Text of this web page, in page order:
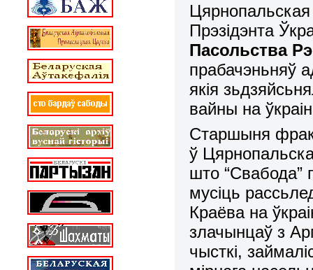
Прэзідэнта
Пасольства
прабачэньняў
якія
вайны на
Старшыня
ў
што “Свабода”
мусіць
Краёва на
злачынцаў з
чысткі,